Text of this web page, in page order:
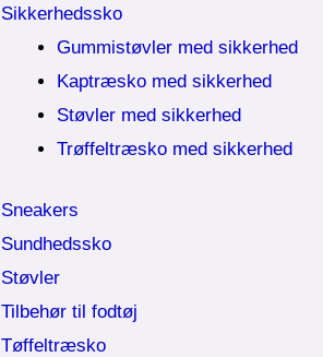
Sikkerhedssko
Gummistøvler med sikkerhed
Kaptræsko med sikkerhed
Støvler med sikkerhed
Trøffeltræsko med sikkerhed
Sneakers
Sundhedssko
Støvler
Tilbehør til fodtøj
Tøffeltræsko